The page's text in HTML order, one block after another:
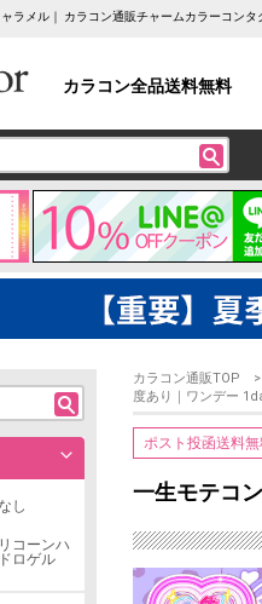
ラメル｜ カラコン通販チャームカラーコンタ
カラコン全品送料無料
し
コーンハ
ロゲル
カラコン通販TOP
度あり｜ワンデー
ポスト投函送料
一生モテコ